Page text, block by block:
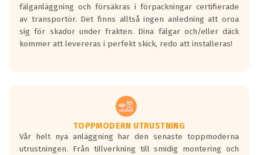
fälganläggning och försäkras i förpackningar certifierade
av transportör. Det finns alltså ingen anledning att oroa
sig för skador under frakten. Dina fälgar och/eller däck
kommer att levereras i perfekt skick, redo att installeras!
TOPPMODERN UTRUSTNING
Vår helt nya anläggning har den senaste toppmoderna
utrustningen. Från tillverkning till smidig montering och